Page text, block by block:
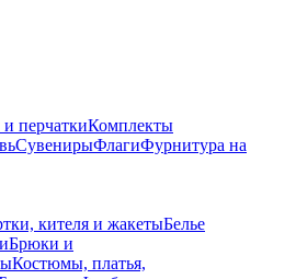
перчаткиКомплекты
СувенирыФлагиФурнитура на
кителя и жакетыБелье
Брюки и
Костюмы, платья,